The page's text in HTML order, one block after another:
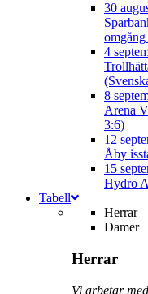
30
4
8
Arena
3:6)
12
Åby
15
Hydro
Tabell
Herrar
Damer
Herrar
Vi arbetar